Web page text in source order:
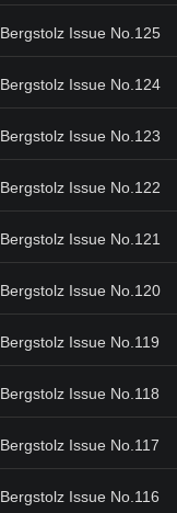
Bergstolz Issue No.125
Bergstolz Issue No.124
Bergstolz Issue No.123
Bergstolz Issue No.122
Bergstolz Issue No.121
Bergstolz Issue No.120
Bergstolz Issue No.119
Bergstolz Issue No.118
Bergstolz Issue No.117
Bergstolz Issue No.116